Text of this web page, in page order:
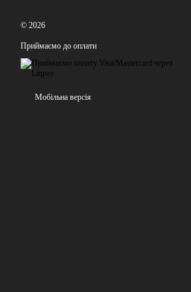
© 2026
Приймаємо до оплати
Мобільна версія